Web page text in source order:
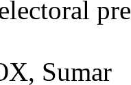
Sumar